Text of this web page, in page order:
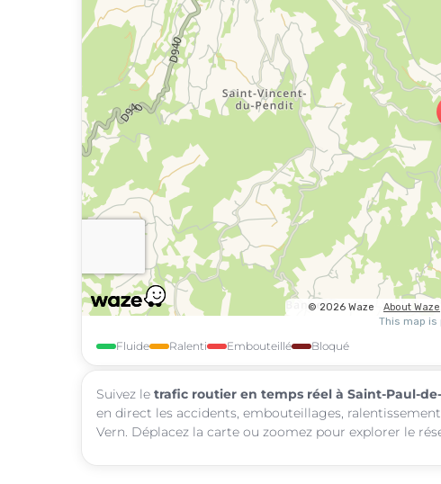
Fluide Ralenti Embouteillé Bloqué
Suivez le trafic routier en temps réel à Saint-Paul-
en direct les accidents, embouteillages,
Vern. Déplacez la carte ou zoomez pour explorer le